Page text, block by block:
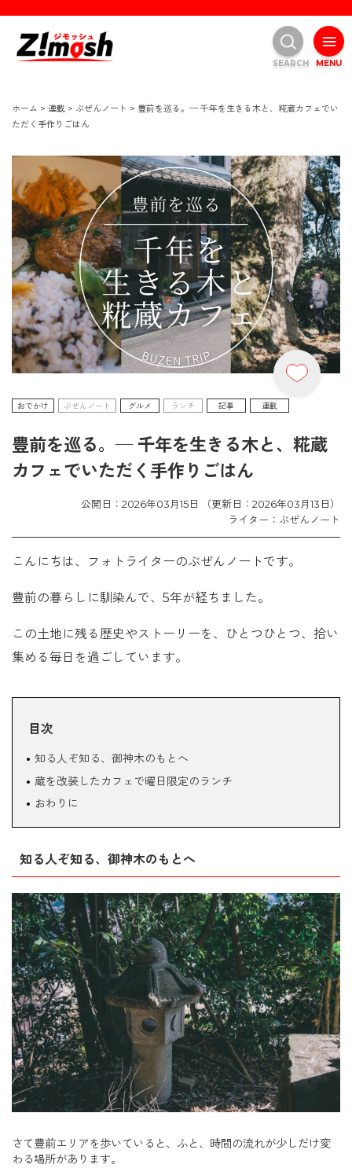
ホーム > 連載 > ぶぜんノート > 豊前を巡る。─ 千年を生きる木と、糀蔵カフェでい
ただく手作りごはん
おでかけ ぶぜんノート グルメ ランチ 記事 連載
豊前を巡る。─ 千年を生きる木と、糀蔵
カフェでいただく手作りごはん
公開日：2026年03月15日 （更新日：2026年03月13日）
ライター：ぶぜんノート
こんにちは、フォトライターのぶぜんノートです。
豊前の暮らしに馴染んで、5年が経ちました。
この土地に残る歴史やストーリーを、ひとつひとつ、拾い
集める毎日を過ごしています。
目次
知る人ぞ知る、御神木のもとへ
蔵を改装したカフェで曜日限定のランチ
おわりに
知る人ぞ知る、御神木のもとへ
さて豊前エリアを歩いていると、ふと、時間の流れが少しだけ変
わる場所があります。
MENU
SEARCH